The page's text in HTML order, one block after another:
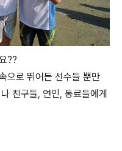
??
으로 뛰어든 선수들 뿐만
친구들, 연인, 동료들에게